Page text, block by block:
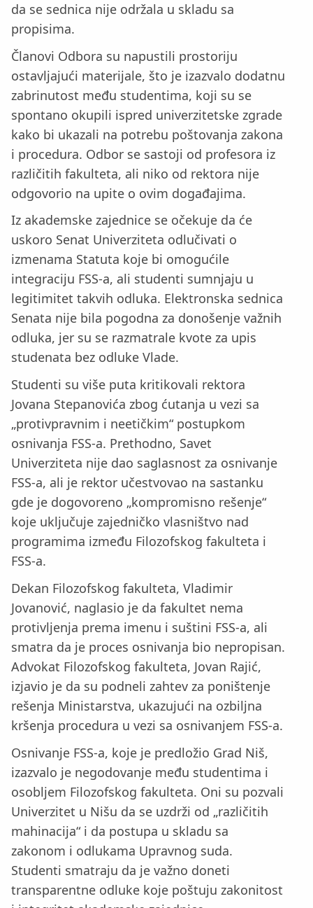
da se sednica nije održala u skladu sa
propisima.
Članovi Odbora su napustili prostoriju
ostavljajući materijale, što je izazvalo dodatnu
zabrinutost među studentima, koji su se
spontano okupili ispred univerzitetske zgrade
kako bi ukazali na potrebu poštovanja zakona
i procedura. Odbor se sastoji od profesora iz
različitih fakulteta, ali niko od rektora nije
odgovorio na upite o ovim događajima.
Iz akademske zajednice se očekuje da će
uskoro Senat Univerziteta odlučivati o
izmenama Statuta koje bi omogućile
integraciju FSS-a, ali studenti sumnjaju u
legitimitet takvih odluka. Elektronska sednica
Senata nije bila pogodna za donošenje važnih
odluka, jer su se razmatrale kvote za upis
studenata bez odluke Vlade.
Studenti su više puta kritikovali rektora
Jovana Stepanovića zbog ćutanja u vezi sa
„protivpravnim i neetičkim“ postupkom
osnivanja FSS-a. Prethodno, Savet
Univerziteta nije dao saglasnost za osnivanje
FSS-a, ali je rektor učestvovao na sastanku
gde je dogovoreno „kompromisno rešenje“
koje uključuje zajedničko vlasništvo nad
programima između Filozofskog fakulteta i
FSS-a.
Dekan Filozofskog fakulteta, Vladimir
Jovanović, naglasio je da fakultet nema
protivljenja prema imenu i suštini FSS-a, ali
smatra da je proces osnivanja bio nepropisan.
Advokat Filozofskog fakulteta, Jovan Rajić,
izjavio je da su podneli zahtev za poništenje
rešenja Ministarstva, ukazujući na ozbiljna
kršenja procedura u vezi sa osnivanjem FSS-a.
Osnivanje FSS-a, koje je predložio Grad Niš,
izazvalo je negodovanje među studentima i
osobljem Filozofskog fakulteta. Oni su pozvali
Univerzitet u Nišu da se uzdrži od „različitih
mahinacija“ i da postupa u skladu sa
zakonom i odlukama Upravnog suda.
Studenti smatraju da je važno doneti
transparentne odluke koje poštuju zakonitost